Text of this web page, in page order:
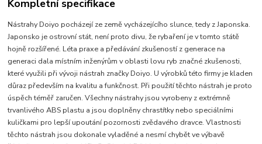
Kompletní specifikace
Nástrahy Doiyo pocházejí ze země vycházejícího slunce, tedy z Japonska.
Japonsko je ostrovní stát, není proto divu, že rybaření je v tomto státě
hojně rozšířené. Léta praxe a předávání zkušeností z generace na
generaci dala místním inženýrům v oblasti lovu ryb značné zkušenosti,
které využili při vývoji nástrah značky Doiyo. U výrobků této firmy je kladen
důraz především na kvalitu a funkčnost. Při použití těchto nástrah je proto
úspěch téměř zaručen. Všechny nástrahy jsou vyrobeny z extrémně
trvanlivého ABS plastu a jsou doplněny chrastítky nebo speciálními
kuličkami pro lepší upoutání pozornosti zvědavého dravce. Vlastnosti
těchto nástrah jsou dokonale vyladěné a nesmí chybět ve výbavě